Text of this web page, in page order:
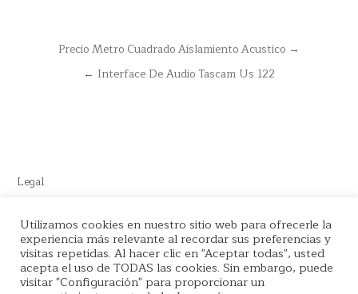
Navegación
Precio Metro Cuadrado Aislamiento Acustico →
← Interface De Audio Tascam Us 122
Legal
Este sitio recomienda productos de Amazon y cuenta con enlaces
de afiliados por el cual nos llevamos comisión en cada venta.
Utilizamos cookies en nuestro sitio web para ofrecerle la
experiencia más relevante al recordar sus preferencias y
visitas repetidas. Al hacer clic en "Aceptar todas", usted
acepta el uso de TODAS las cookies. Sin embargo, puede
visitar "Configuración" para proporcionar un